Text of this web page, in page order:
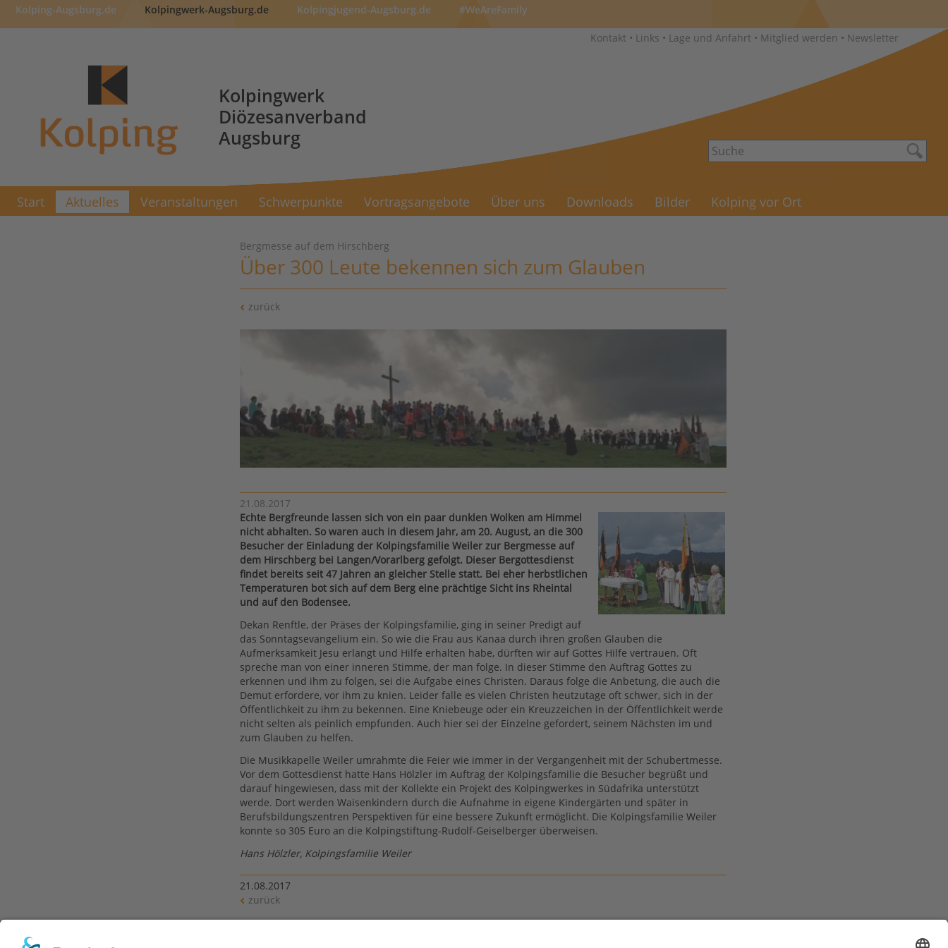
Kolping-Augsburg.de Kolpingwerk-Augsburg.de Kolpingjugend-Augsburg.de #WeAreFamily
Kontakt • Links • Lage und Anfahrt • Mitglied werden • Newsletter
Kolpingwerk
Diözesanverband
Augsburg
Start Aktuelles Veranstaltungen Schwerpunkte Vortragsangebote Über uns Downloads Bilder Kolping vor Ort
Bergmesse auf dem Hirschberg
Über 300 Leute bekennen sich zum Glauben
zurück
21.08.2017
Echte Bergfreunde lassen sich von ein paar dunklen Wolken am Himmel
nicht abhalten. So waren auch in diesem Jahr, am 20. August, an die 300
Besucher der Einladung der Kolpingsfamilie Weiler zur Bergmesse auf
dem Hirschberg bei Langen/Vorarlberg gefolgt. Dieser Bergottesdienst
findet bereits seit 47 Jahren an gleicher Stelle statt. Bei eher herbstlichen
Temperaturen bot sich auf dem Berg eine prächtige Sicht ins Rheintal
und auf den Bodensee.
Dekan Renftle, der Präses der Kolpingsfamilie, ging in seiner Predigt auf
das Sonntagsevangelium ein. So wie die Frau aus Kanaa durch ihren großen Glauben die
Aufmerksamkeit Jesu erlangt und Hilfe erhalten habe, dürften wir auf Gottes Hilfe vertrauen. Oft
spreche man von einer inneren Stimme, der man folge. In dieser Stimme den Auftrag Gottes zu
erkennen und ihm zu folgen, sei die Aufgabe eines Christen. Daraus folge die Anbetung, die auch die
Demut erfordere, vor ihm zu knien. Leider falle es vielen Christen heutzutage oft schwer, sich in der
Öffentlichkeit zu ihm zu bekennen. Eine Kniebeuge oder ein Kreuzzeichen in der Öffentlichkeit werde
nicht selten als peinlich empfunden. Auch hier sei der Einzelne gefordert, seinem Nächsten im und
zum Glauben zu helfen.
Die Musikkapelle Weiler umrahmte die Feier wie immer in der Vergangenheit mit der Schubertmesse.
Vor dem Gottesdienst hatte Hans Hölzler im Auftrag der Kolpingsfamilie die Besucher begrüßt und
darauf hingewiesen, dass mit der Kollekte ein Projekt des Kolpingwerkes in Südafrika unterstützt
werde. Dort werden Waisenkindern durch die Aufnahme in eigene Kindergärten und später in
Berufsbildungszentren Perspektiven für eine bessere Zukunft ermöglicht. Die Kolpingsfamilie Weiler
konnte so 305 Euro an die Kolpingstiftung-Rudolf-Geiselberger überweisen.
Hans Hölzler, Kolpingsfamilie Weiler
21.08.2017
zurück